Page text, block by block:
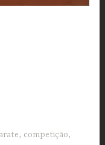
, competição,